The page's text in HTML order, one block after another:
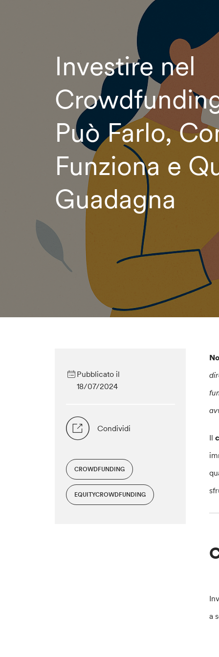
Investire nel
Può Farlo,
Funziona e
Guadagna
Pubblicato il
18/07/2024
Condividi
CROWDFUNDING
EQUITYCROWDFUNDING
Il
a